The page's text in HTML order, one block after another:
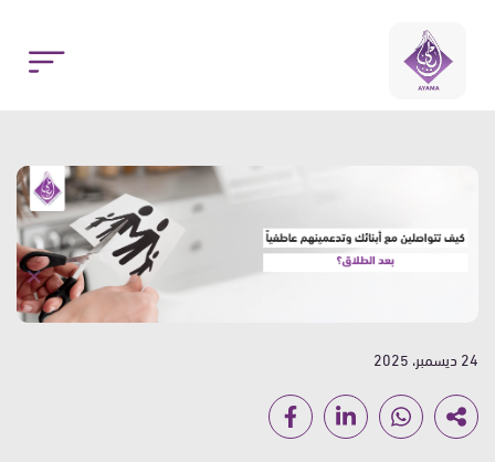
24 ديسمبر، 2025